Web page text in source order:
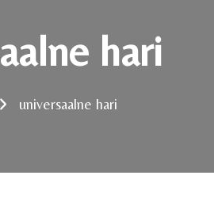
hari
universaalne hari